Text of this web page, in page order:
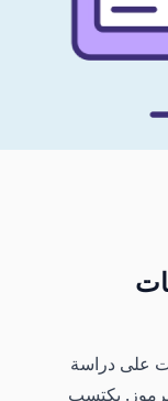
على دراسة
يكتسب